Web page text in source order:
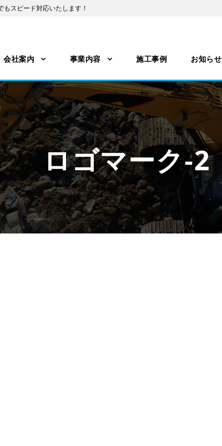
スピード対応いたします！
会社案内 事業内容 施工事例 お知らせ
ロゴマーク-2